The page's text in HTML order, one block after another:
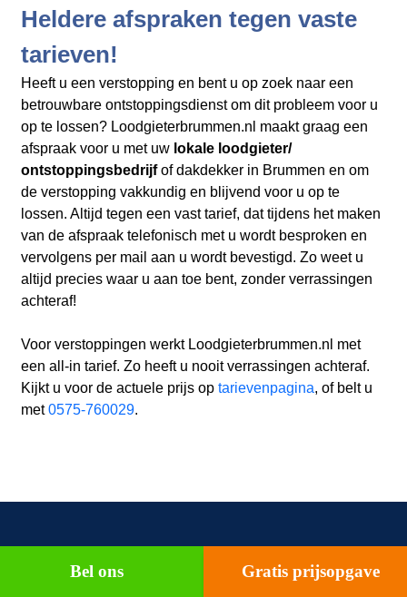
Heldere afspraken tegen vaste
tarieven!
Heeft u een verstopping en bent u op zoek naar een
betrouwbare ontstoppingsdienst om dit probleem voor u
op te lossen? Loodgieterbrummen.nl maakt graag een
afspraak voor u met uw lokale loodgieter/
ontstoppingsbedrijfof dakdekker in Brummen en om
de verstopping vakkundig en blijvend voor u op te
lossen. Altijd tegen een vast tarief, dat tijdens het maken
van de afspraak telefonisch met u wordt besproken en
vervolgens per mail aan u wordt bevestigd. Zo weet u
altijd precies waar u aan toe bent, zonder verrassingen
achteraf!
Voor verstoppingen werkt Loodgieterbrummen.nl met
een all-in tarief. Zo heeft u nooit verrassingen achteraf.
Kijkt u voor de actuele prijs op tarievenpagina, of belt u
met0575-760029.
Verstopt toilet
Spoelt het toilet niet meer door of komt het water zelfs
Bel ons Gratis prijsopgave